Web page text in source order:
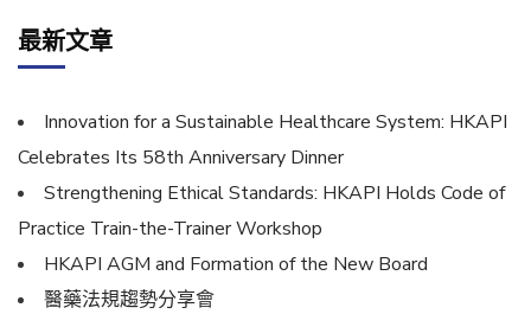
最新文章
Innovation for a Sustainable Healthcare System: HKAPI
Celebrates Its 58th Anniversary Dinner
Strengthening Ethical Standards: HKAPI Holds Code of
Practice Train-the-Trainer Workshop
HKAPI AGM and Formation of the New Board
醫藥法規趨勢分享會